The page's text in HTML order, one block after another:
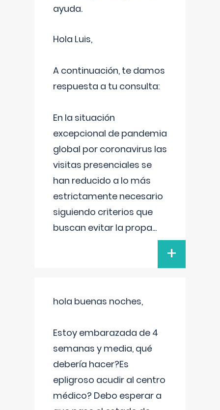
ayuda.
Hola Luis,
A continuación, te damos
respuesta a tu consulta:
En la situación
excepcional de pandemia
global por coronavirus las
visitas presenciales se
han reducido a lo más
estrictamente necesario
siguiendo criterios que
buscan evitar la propa...
+
hola buenas noches,
Estoy embarazada de 4
semanas y media, qué
debería hacer?Es
epligroso acudir al centro
médico? Debo esperar a